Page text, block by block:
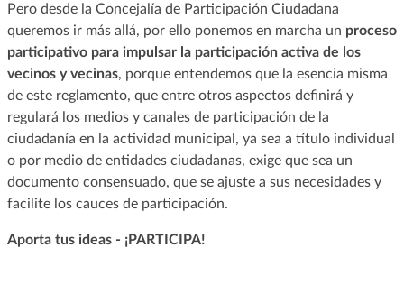
Pero desde la Concejalía de Participación Ciudadana
queremos ir más allá, por ello ponemos en marcha un proceso
participativo para impulsar la participación activa de los
vecinos y vecinas, porque entendemos que la esencia misma
de este reglamento, que entre otros aspectos definirá y
regulará los medios y canales de participación de la
ciudadanía en la actividad municipal, ya sea a título individual
o por medio de entidades ciudadanas, exige que sea un
documento consensuado, que se ajuste a sus necesidades y
facilite los cauces de participación.
Aporta tus ideas - ¡PARTICIPA!